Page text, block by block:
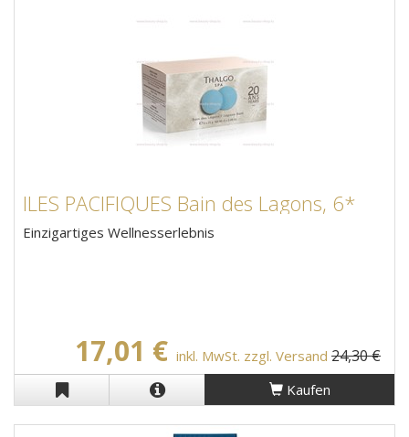
ILES PACIFIQUES Bain des Lagons, 6*
Einzigartiges Wellnesserlebnis
17,01 € inkl. MwSt. zzgl. Versand 24,30 €
Kaufen